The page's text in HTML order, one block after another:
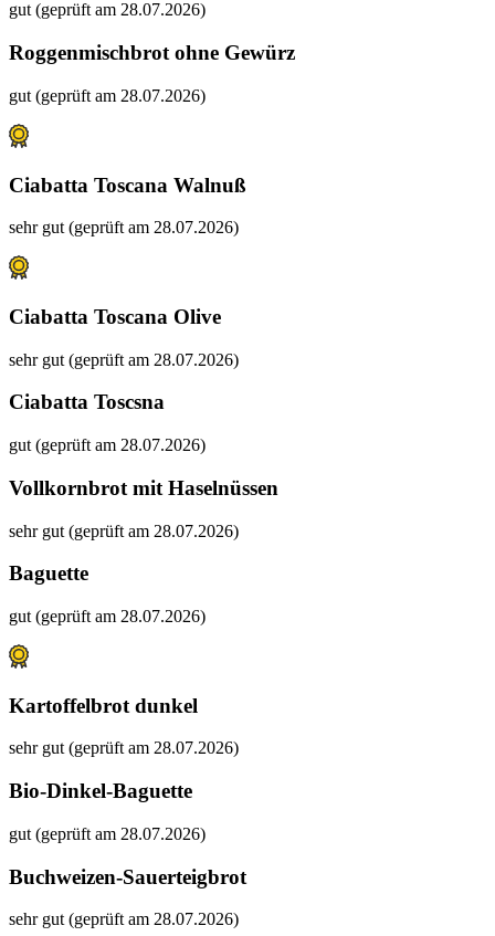
gut (geprüft am 28.07.2026)
Roggenmischbrot ohne Gewürz
gut (geprüft am 28.07.2026)
Ciabatta Toscana Walnuß
sehr gut (geprüft am 28.07.2026)
Ciabatta Toscana Olive
sehr gut (geprüft am 28.07.2026)
Ciabatta Toscsna
gut (geprüft am 28.07.2026)
Vollkornbrot mit Haselnüssen
sehr gut (geprüft am 28.07.2026)
Baguette
gut (geprüft am 28.07.2026)
Kartoffelbrot dunkel
sehr gut (geprüft am 28.07.2026)
Bio-Dinkel-Baguette
gut (geprüft am 28.07.2026)
Buchweizen-Sauerteigbrot
sehr gut (geprüft am 28.07.2026)